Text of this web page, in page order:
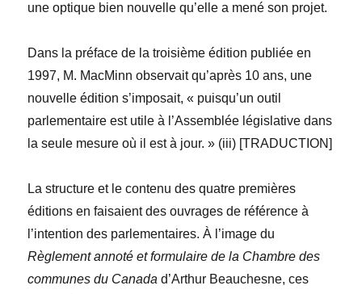
une optique bien nouvelle qu’elle a mené son projet.
Dans la préface de la troisième édition publiée en
1997, M. MacMinn observait qu’après 10 ans, une
nouvelle édition s’imposait, « puisqu’un outil
parlementaire est utile à l’Assemblée législative dans
la seule mesure où il est à jour. » (iii) [TRADUCTION]
La structure et le contenu des quatre premières
éditions en faisaient des ouvrages de référence à
l’intention des parlementaires. À l’image du
Règlement annoté et formulaire de la Chambre des
communes du Canada d’Arthur Beauchesne, ces